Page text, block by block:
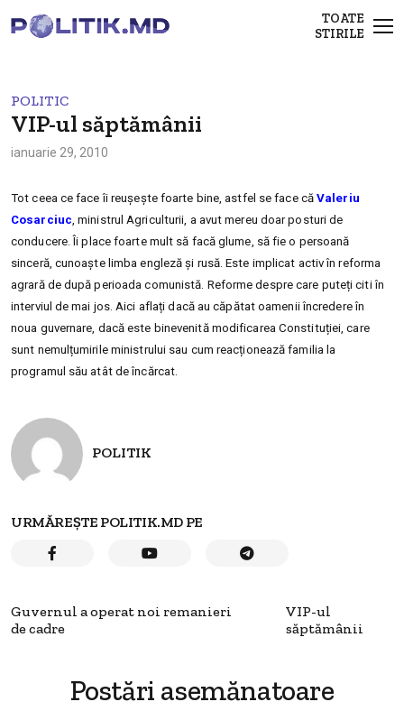
TOATE
STIRILE
POLITIC
VIP-ul săptămânii
ianuarie 29, 2010
Tot ceea ce face îi reușește foarte bine, astfel se face căValeriu
Cosarciuc, ministrul Agriculturii, a avut mereu doar posturi de
conducere.Îi place foarte mult să facă glume, să fie o persoană
sinceră, cunoaște limba engleză și rusă. Este implicat activ în reforma
agrară de după perioada comunistă. Reforme despre care puteți citi în
interviul de mai jos. Aici aflați dacă au căpătat oamenii încredere în
noua guvernare, dacă este binevenită modificarea Constituției, care
sunt nemulțumirile ministrului sau cum reacționează familia la
programul său atât de încărcat.
POLITIK
URMĂREȘTE POLITIK.MD PE
Guvernul a operat noi remanieri
de cadre
VIP-ul
săptămânii
Postări asemănatoare